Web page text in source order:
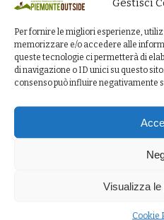
Per fornire le migliori esperienze,
memorizzare e/o accedere alle
queste tecnologie ci permetterà di
di navigazione o ID unici su questo
consenso può influire negativamente
Visualizza le
Cookie